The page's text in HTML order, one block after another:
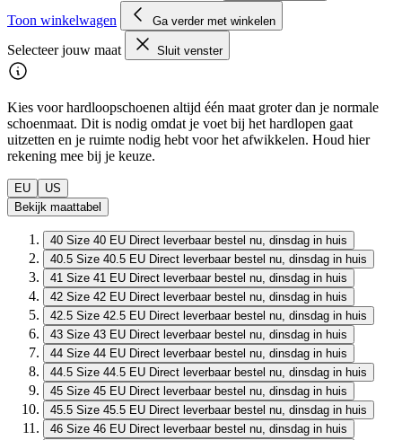
Toon winkelwagen Ga verder met winkelen
Selecteer jouw maat Sluit venster
Kies voor hardloopschoenen altijd één maat groter dan je normale
schoenmaat. Dit is nodig omdat je voet bij het hardlopen gaat
uitzetten en je ruimte nodig hebt voor het afwikkelen. Houd hier
rekening mee bij je keuze.
EU
US
Bekijk maattabel
40 Size 40 EU Direct leverbaar bestel nu, dinsdag in huis
40.5 Size 40.5 EU Direct leverbaar bestel nu, dinsdag in huis
41 Size 41 EU Direct leverbaar bestel nu, dinsdag in huis
42 Size 42 EU Direct leverbaar bestel nu, dinsdag in huis
42.5 Size 42.5 EU Direct leverbaar bestel nu, dinsdag in huis
43 Size 43 EU Direct leverbaar bestel nu, dinsdag in huis
44 Size 44 EU Direct leverbaar bestel nu, dinsdag in huis
44.5 Size 44.5 EU Direct leverbaar bestel nu, dinsdag in huis
45 Size 45 EU Direct leverbaar bestel nu, dinsdag in huis
45.5 Size 45.5 EU Direct leverbaar bestel nu, dinsdag in huis
46 Size 46 EU Direct leverbaar bestel nu, dinsdag in huis